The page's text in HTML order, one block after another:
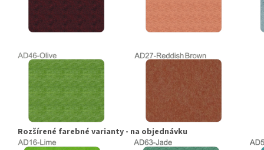
Rozšírené farebné varianty - na objednávku